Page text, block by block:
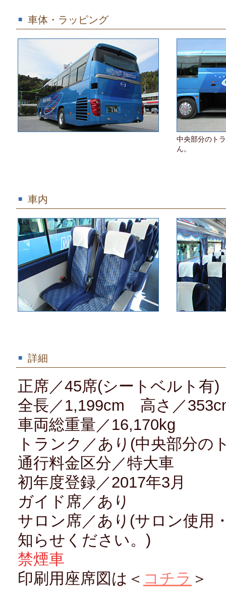
車体・ラッピング
中央部分のト
ん。
車内
詳細
正席／45席(シートベルト
全長／1,199cm 高さ／
車両総重量／16,170kg
トランク／あり(中央部分の
通行料金区分／特大車
初年度登録／2017年3月
ガイド席／あり
サロン席／あり(サロン使用
知らせください。)
禁煙車
印刷用座席図は＜ コチラ ＞